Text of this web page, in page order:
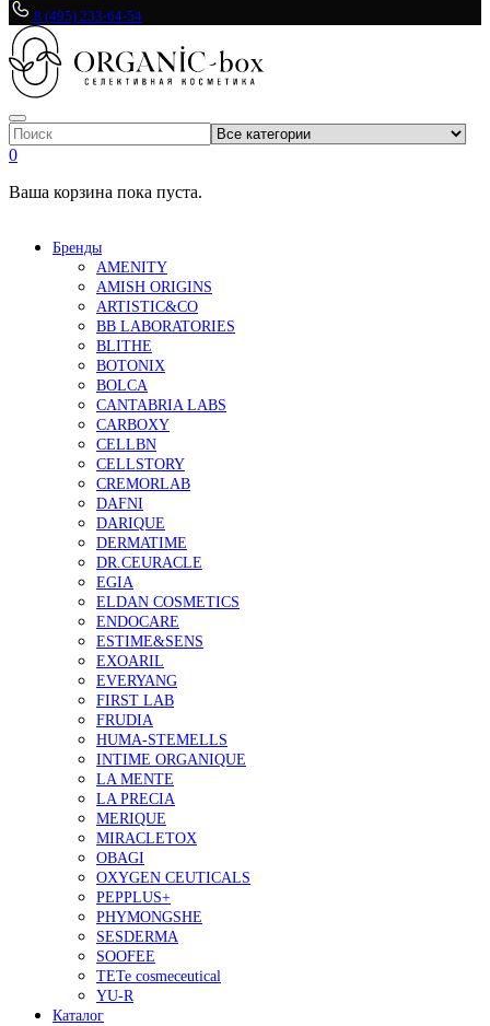
8 (495) 233-64-54
0
Ваша корзина пока пуста.
Бренды
AMENITY
AMISH ORIGINS
ARTISTIC&CO
BB LABORATORIES
BLITHE
BOTONIX
BOLCA
CANTABRIA LABS
CARBOXY
CELLBN
CELLSTORY
CREMORLAB
DAFNI
DARIQUE
DERMATIME
DR.CEURACLE
EGIA
ELDAN COSMETICS
ENDOCARE
ESTIME&SENS
EXOARIL
EVERYANG
FIRST LAB
FRUDIA
HUMA-STEMELLS
INTIME ORGANIQUE
LA MENTE
LA PRECIA
MERIQUE
MIRACLETOX
OBAGI
OXYGEN CEUTICALS
PEPPLUS+
PHYMONGSHE
SESDERMA
SOOFEE
TETe cosmeceutical
YU-R
Каталог